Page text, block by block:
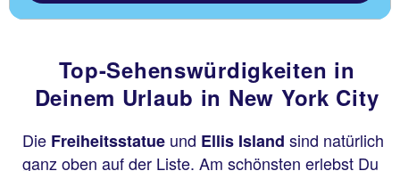
Top-Sehenswürdigkeiten in
Deinem Urlaub in New York City
Die Freiheitsstatue und Ellis Island sind natürlich
ganz oben auf der Liste. Am schönsten erlebst Du